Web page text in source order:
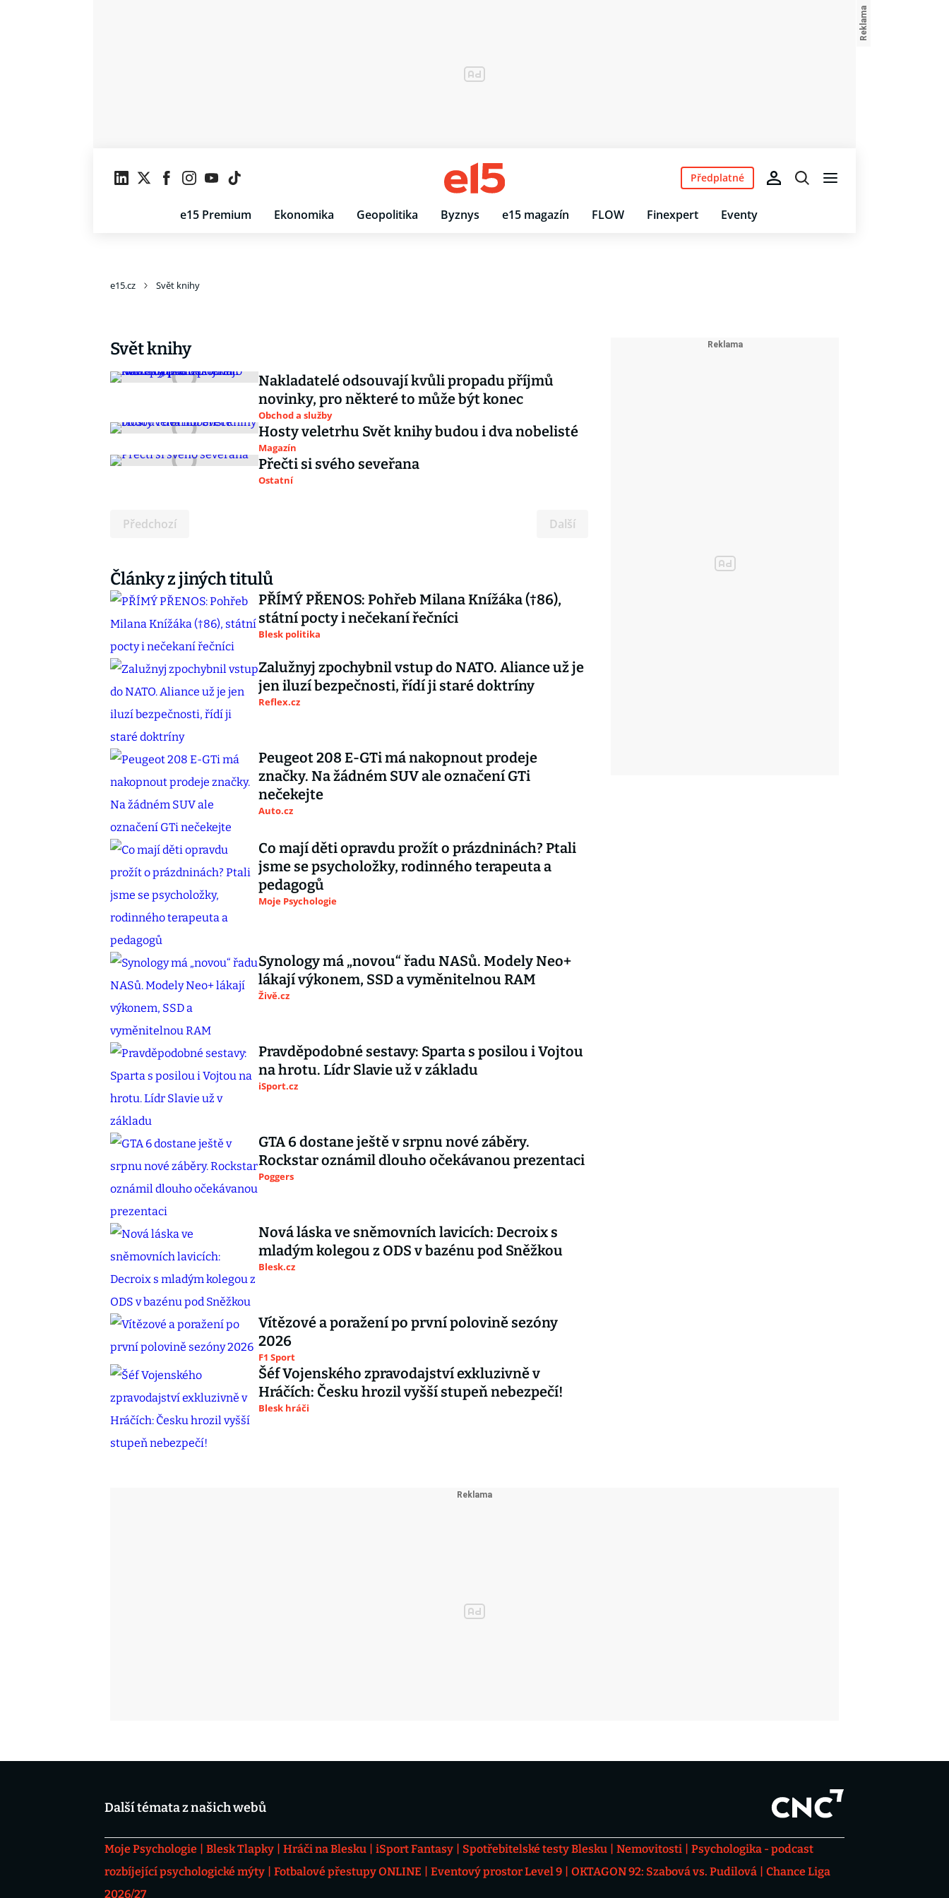
e15 Premium Ekonomika Geopolitika Byznys e15 magazín FLOW Finexpert Eventy
Předplatné
e15.cz Svět knihy
Svět knihy
Nakladatelé odsouvají kvůli propadu příjmů
novinky, pro některé to může být konec
Obchod a služby
Hosty veletrhu Svět knihy budou i dva nobelisté
Magazín
Přečti si svého seveřana
Ostatní
Předchozí Další
Články z jiných titulů
PŘÍMÝ PŘENOS: Pohřeb Milana Knížáka (†86),
státní pocty i nečekaní řečníci
Blesk politika
Zalužnyj zpochybnil vstup do NATO. Aliance už je
jen iluzí bezpečnosti, řídí ji staré doktríny
Reflex.cz
Peugeot 208 E-GTi má nakopnout prodeje
značky. Na žádném SUV ale označení GTi
nečekejte
Auto.cz
Co mají děti opravdu prožít o prázdninách? Ptali
jsme se psycholožky, rodinného terapeuta a
pedagogů
Moje Psychologie
Synology má „novou“ řadu NASů. Modely Neo+
lákají výkonem, SSD a vyměnitelnou RAM
Živě.cz
Pravděpodobné sestavy: Sparta s posilou i Vojtou
na hrotu. Lídr Slavie už v základu
iSport.cz
GTA 6 dostane ještě v srpnu nové záběry.
Rockstar oznámil dlouho očekávanou prezentaci
Poggers
Nová láska ve sněmovních lavicích: Decroix s
mladým kolegou z ODS v bazénu pod Sněžkou
Blesk.cz
Vítězové a poražení po první polovině sezóny
2026
F1 Sport
Šéf Vojenského zpravodajství exkluzivně v
Hráčích: Česku hrozil vyšší stupeň nebezpečí!
Blesk hráči
Další témata z našich webů
Moje Psychologie Blesk Tlapky Hráči na Blesku iSport Fantasy Spotřebitelské testy Blesku Nemovitosti
Psychologika - podcast
rozbíjející psychologické mýty
Fotbalové přestupy ONLINE Eventový prostor Level 9 OKTAGON 92: Szabová vs. Pudilová
Chance Liga
2026/27